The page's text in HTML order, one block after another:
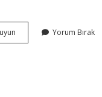
Ankastre
Her
Yorum Bırak